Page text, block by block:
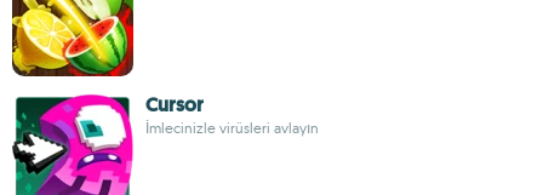
Cursor
İmlecinizle virüsleri avlayın